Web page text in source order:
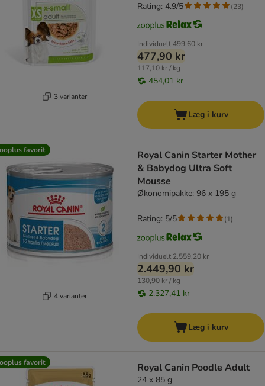
3 varianter
Individuelt499,60 kr
477,90 kr
117,10 kr / kg
454,01 kr
Rating: 4.9/5 (23)
Læg i kurv
favorit
4 varianter
Royal Canin Starter Mother
& Babydog Ultra Soft
Mousse
Økonomipakke: 96 x 195 g
Individuelt 2.559,20 kr
2.449,90 kr
130,90 kr / kg
2.327,41 kr
Rating: 5/5 (1)
Læg i kurv
favorit Royal Canin Poodle Adult
24 x 85 g